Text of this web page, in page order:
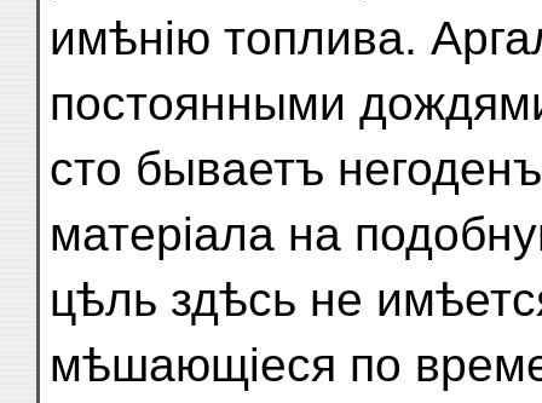
имѣнію топлива.
постоянными
сто бываетъ
матеріала на
цѣль здѣсь не
мѣшающіеся по